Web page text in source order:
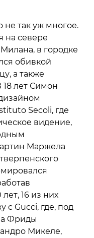
не так уж многое.
на севере
в городке
обивкой
а также
18 лет Симон
Secoli, где
видение,
Маржела
16 из них
с Gucci, где, под
Фриды
Микеле,